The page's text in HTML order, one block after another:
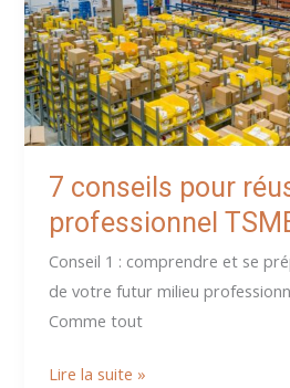
son
oral
7 conseils pour
professionnel
Conseil 1 : comprendre et se
de votre futur milieu
Comme tout
7Lire la suite »